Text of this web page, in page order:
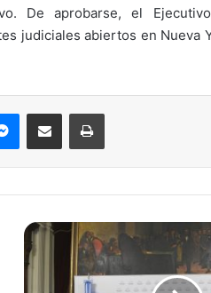
De aprobarse, el
judiciales abiertos en Nueva
D
e
b